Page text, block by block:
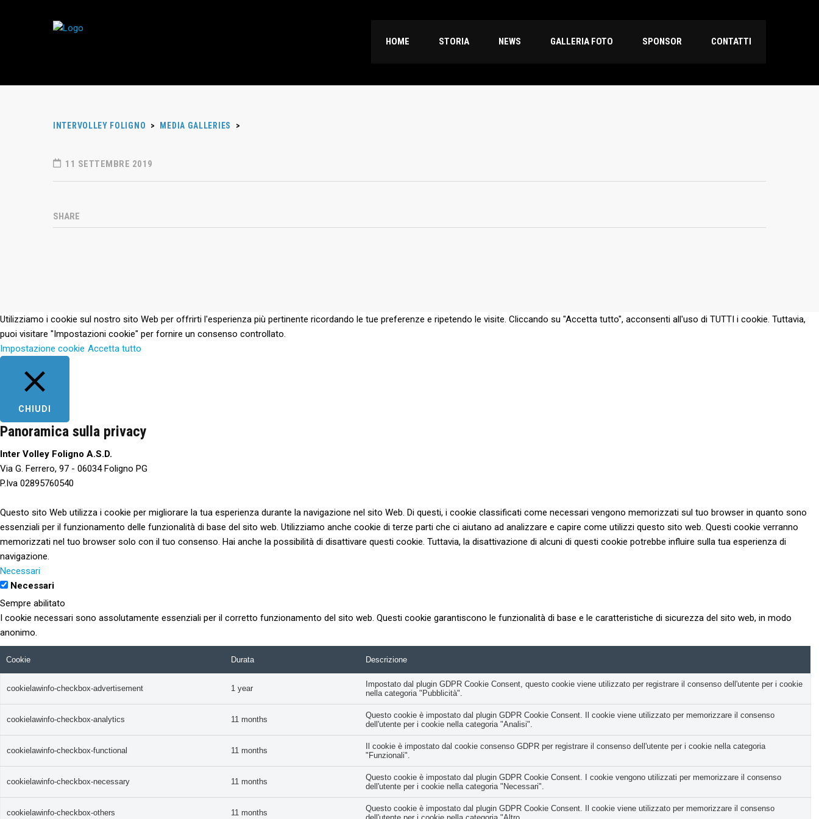
HOME STORIA NEWS GALLERIA FOTO SPONSOR CONTATTI
INTERVOLLEY FOLIGNO > MEDIA GALLERIES >
11 SETTEMBRE 2019
SHARE
Utilizziamo i cookie sul nostro sito Web per offrirti l'esperienza più pertinente ricordando le tue preferenze e ripetendo le visite. Cliccando su "Accetta tutto", acconsenti all'uso di TUTTI i cookie. Tuttavia,
puoi visitare "Impostazioni cookie" per fornire un consenso controllato.
Impostazione cookie Accetta tutto
CHIUDI
Panoramica sulla privacy
Inter Volley Foligno A.S.D.
Via G. Ferrero, 97 - 06034 Foligno PG
P.Iva 02895760540
Questo sito Web utilizza i cookie per migliorare la tua esperienza durante la navigazione nel sito Web. Di questi, i cookie classificati come necessari vengono memorizzati sul tuo browser in quanto sono
essenziali per il funzionamento delle funzionalità di base del sito web. Utilizziamo anche cookie di terze parti che ci aiutano ad analizzare e capire come utilizzi questo sito web. Questi cookie verranno
memorizzati nel tuo browser solo con il tuo consenso. Hai anche la possibilità di disattivare questi cookie. Tuttavia, la disattivazione di alcuni di questi cookie potrebbe influire sulla tua esperienza di
navigazione.
Necessari
Necessari
Sempre abilitato
I cookie necessari sono assolutamente essenziali per il corretto funzionamento del sito web. Questi cookie garantiscono le funzionalità di base e le caratteristiche di sicurezza del sito web, in modo
anonimo.
Cookie Durata Descrizione
cookielawinfo-checkbox-advertisement 1 year
Impostato dal plugin GDPR Cookie Consent, questo cookie viene utilizzato per registrare il consenso dell'utente per i cookie
nella categoria "Pubblicità".
cookielawinfo-checkbox-analytics 11 months
Questo cookie è impostato dal plugin GDPR Cookie Consent. Il cookie viene utilizzato per memorizzare il consenso
dell'utente per i cookie nella categoria "Analisi".
cookielawinfo-checkbox-functional 11 months
Il cookie è impostato dal cookie consenso GDPR per registrare il consenso dell'utente per i cookie nella categoria
"Funzionali".
cookielawinfo-checkbox-necessary 11 months
Questo cookie è impostato dal plugin GDPR Cookie Consent. I cookie vengono utilizzati per memorizzare il consenso
dell'utente per i cookie nella categoria "Necessari".
cookielawinfo-checkbox-others 11 months
Questo cookie è impostato dal plugin GDPR Cookie Consent. Il cookie viene utilizzato per memorizzare il consenso